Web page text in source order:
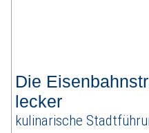
Die
lecker
kulinarische